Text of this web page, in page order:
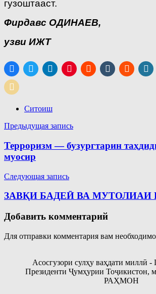
гузоштааст.
Фирдавс ОДИНАЕВ,
узви ИЖТ
Ситоиш
Навигация
по
записям
Предыдущая запись
Терроризм — бузургтарин
муосир
Следующая запись
ЗАВҚИ БАДЕӢ ВА МУТОЛИАИ
Добавить комментарий
Для отправки комментария вам необходимо
Асосгузори сулҳу ваҳдати миллӣ
Президенти Ҷумҳурии Тоҷикистон,
РАҲМОН